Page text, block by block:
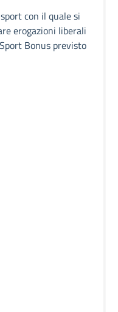
con il quale si
erogazioni liberali
Bonus previsto